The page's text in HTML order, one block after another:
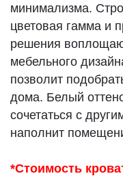
минимализма.
цветовая гамма и
решения
мебельного
позволит
дома. Белый
сочетаться с
наполнит
*Стоимость